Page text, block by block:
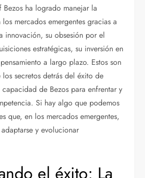
Bezos ha logrado manejar la
mercados emergentes gracias a
innovación, su obsesión por el
estratégicas, su inversión en
a largo plazo. Estos son
secretos detrás del éxito de
de Bezos para enfrentar y
Si hay algo que podemos
que, en los mercados emergentes,
y evolucionar